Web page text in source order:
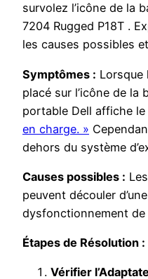
survolez l’icône de la
7204 Rugged P18T .
les causes possibles
Symptômes : Lorsque
placé sur l’icône de la
portable Dell affiche le
en charge. »
dehors du système
Causes possibles :
peuvent découler
dysfonctionnement de
Étapes de Résolution :
Vérifier